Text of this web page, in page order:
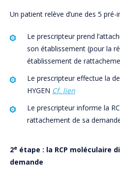
Un patient relève d’une des 5 pré-
Le prescripteur prend
son établissement (pour la
établissement de
Le prescripteur effectue la
HYGEN Cf. lien
Le prescripteur informe la
rattachement de sa
2e étape : la RCP moléculaire
demande